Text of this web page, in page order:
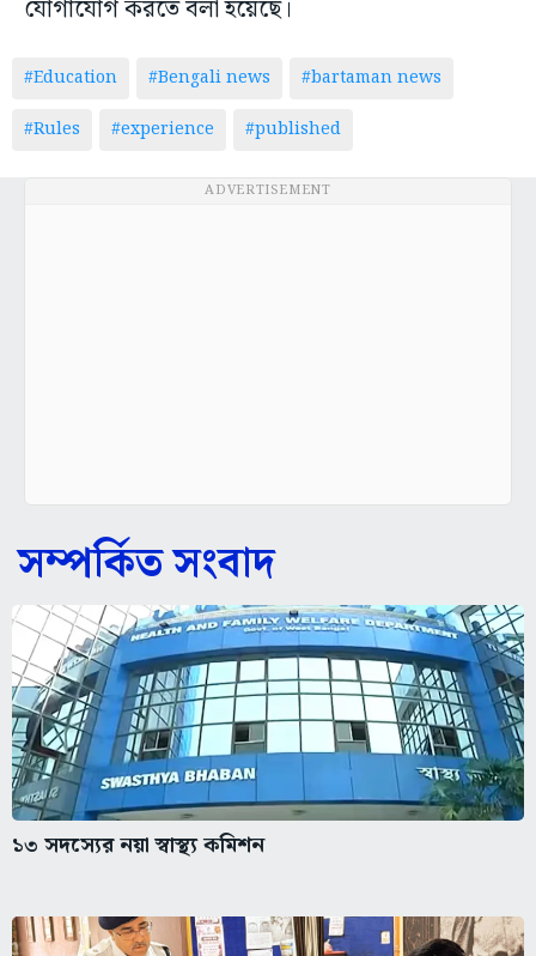
যোগাযোগ করতে বলা হয়েছে।
#Education #Bengali news
#bartaman news
#Rules
#experience #published
ADVERTISEMENT
সম্পর্কিত সংবাদ
১৩ সদস্যের নয়া স্বাস্থ্য কমিশন